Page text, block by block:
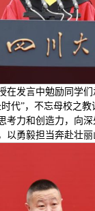
在发言中勉励同学们
代”，不忘母校之教
考力和创造力，向深
以勇毅担当奔赴壮丽